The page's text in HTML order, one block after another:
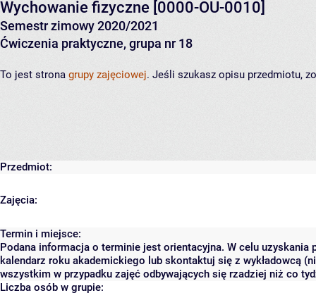
Wychowanie fizyczne [0000-OU-0010]
Semestr zimowy 2020/2021
Ćwiczenia praktyczne, grupa nr 18
To jest strona grupy zajęciowej. Jeśli szukasz opisu przedmiotu,
Przedmiot:
Zajęcia:
Termin i miejsce:
Podana informacja o terminie jest orientacyjna. W celu uzyskania
kalendarz roku akademickiego lub skontaktuj się z wykładowcą
wszystkim w przypadku zajęć odbywających się rzadziej niż co
Liczba osób w grupie: